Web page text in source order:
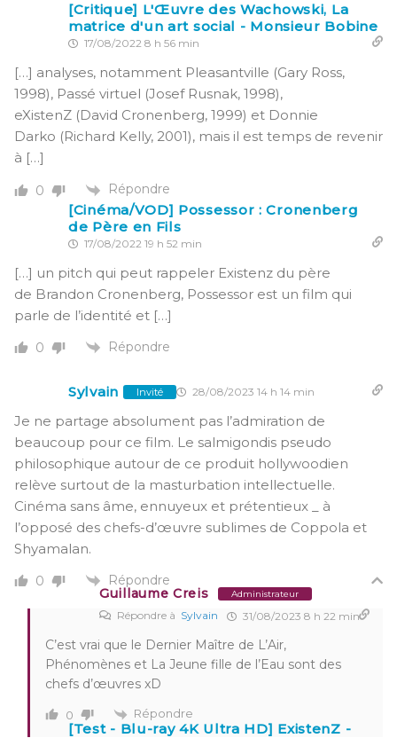
[Critique] L'Œuvre des Wachowski, La
matrice d'un art social - Monsieur Bobine
17/08/2022 8 h 56 min
[…] analyses, notamment Pleasantville (Gary Ross,
1998), Passé virtuel (Josef Rusnak, 1998),
eXistenZ (David Cronenberg, 1999) et Donnie
Darko (Richard Kelly, 2001), mais il est temps de revenir
à […]
0 Répondre
[Cinéma/VOD] Possessor : Cronenberg
de Père en Fils
17/08/2022 19 h 52 min
[…] un pitch qui peut rappeler Existenz du père
de Brandon Cronenberg, Possessor est un film qui
parle de l’identité et […]
0 Répondre
Sylvain Invité 28/08/2023 14 h 14 min
Je ne partage absolument pas l’admiration de
beaucoup pour ce film. Le salmigondis pseudo
philosophique autour de ce produit hollywoodien
relève surtout de la masturbation intellectuelle.
Cinéma sans âme, ennuyeux et prétentieux _ à
l’opposé des chefs-d’œuvre sublimes de Coppola et
Shyamalan.
0
Répondre
Guillaume Creis
Administrateur
Répondre à Sylvain 31/08/2023 8 h 22 min
C’est vrai que le Dernier Maître de L’Air,
Phénomènes et La Jeune fille de l’Eau sont des
chefs d’œuvres xD
0 Répondre
[Test - Blu-ray 4K Ultra HD] ExistenZ -